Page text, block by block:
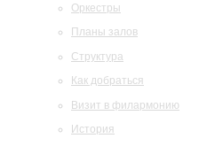
Оркестры
Планы залов
Структура
Как добраться
Визит в филармонию
История